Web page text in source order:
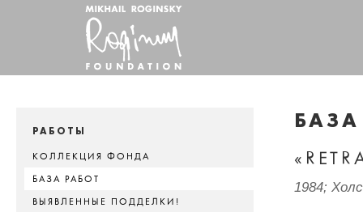
РАБОТЫ
КОЛЛЕКЦИЯ ФОНДА
БАЗА РАБОТ
ВЫЯВЛЕННЫЕ ПОДДЕЛКИ!
1984;